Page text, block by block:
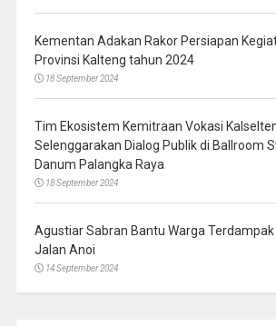
Kementan Adakan Rakor Persiapan
Provinsi Kalteng tahun 2024
18 September 2024
Tim Ekosistem Kemitraan Vokasi
Selenggarakan Dialog Publik di Ballroom
Danum Palangka Raya
18 September 2024
Agustiar Sabran Bantu Warga Terdampak
Jalan Anoi
14 September 2024